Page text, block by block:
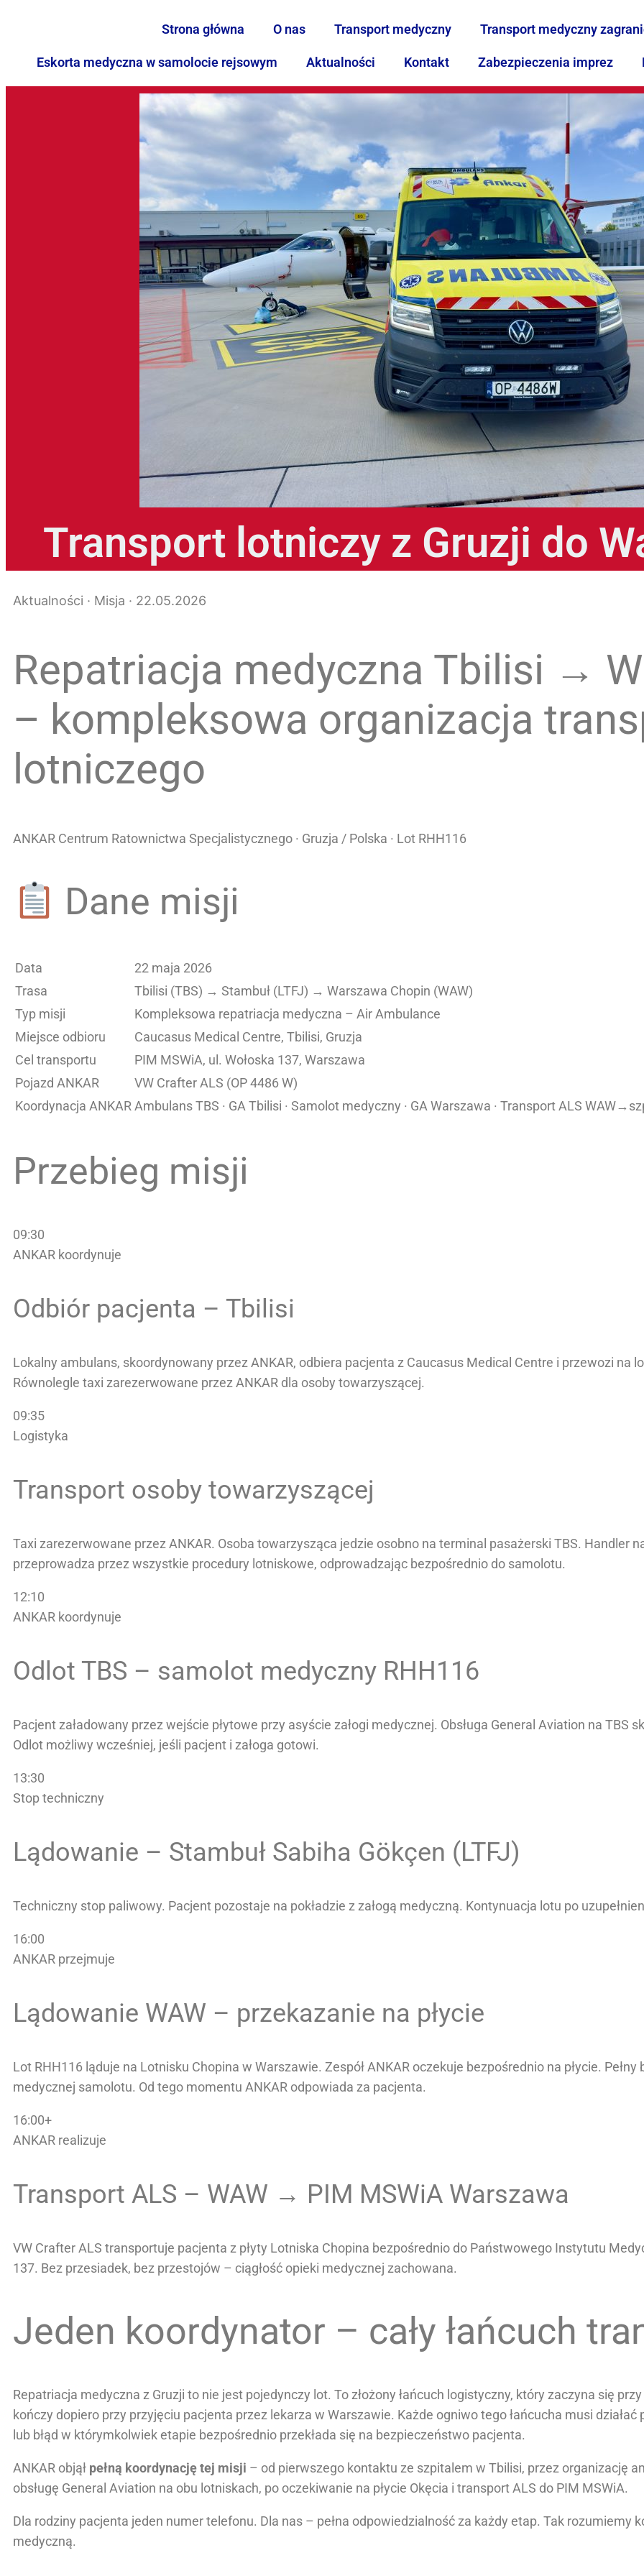
Strona główna O nas Transport medyczny Transport medyczny
Eskorta medyczna w samolocie rejsowym Aktualności Kontakt Zabezpieczenia imprez
Transport lotniczy z Gruzji do
Aktualności · Misja · 22.05.2026
Repatriacja medyczna Tbilisi →
– kompleksowa organizacja
lotniczego
ANKAR Centrum Ratownictwa Specjalistycznego · Gruzja / Polska · Lot RHH116
Dane misji
Data
22 maja 2026
Trasa
Tbilisi (TBS) → Stambuł (LTFJ) → Warszawa Chopin (WAW)
Typ misji
Kompleksowa repatriacja medyczna – Air Ambulance
Miejsce odbioru
Caucasus Medical Centre, Tbilisi, Gruzja
Cel transportu
PIM MSWiA, ul. Wołoska 137, Warszawa
Pojazd ANKAR
VW Crafter ALS (OP 4486 W)
Koordynacja ANKAR Ambulans TBS · GA Tbilisi · Samolot medyczny · GA Warszawa · Transport ALS
Przebieg misji
09:30
ANKAR koordynuje
Odbiór pacjenta – Tbilisi
Lokalny ambulans, skoordynowany przez ANKAR, odbiera pacjenta z Caucasus Medical Centre i przewozi na
Równolegle taxi zarezerwowane przez ANKAR dla osoby towarzyszącej.
09:35
Logistyka
Transport osoby towarzyszącej
Taxi zarezerwowane przez ANKAR. Osoba towarzysząca jedzie osobno na terminal pasażerski TBS. Handler
przeprowadza przez wszystkie procedury lotniskowe, odprowadzając bezpośrednio do samolotu.
12:10
ANKAR koordynuje
Odlot TBS – samolot medyczny RHH116
Pacjent załadowany przez wejście płytowe przy asyście załogi medycznej. Obsługa General Aviation na TBS
Odlot możliwy wcześniej, jeśli pacjent i załoga gotowi.
13:30
Stop techniczny
Lądowanie – Stambuł Sabiha Gökçen (LTFJ)
Techniczny stop paliwowy. Pacjent pozostaje na pokładzie z załogą medyczną. Kontynuacja lotu po
16:00
ANKAR przejmuje
Lądowanie WAW – przekazanie na płycie
Lot RHH116 ląduje na Lotnisku Chopina w Warszawie. Zespół ANKAR oczekuje bezpośrednio na płycie. Pełny
medycznej samolotu. Od tego momentu ANKAR odpowiada za pacjenta.
16:00+
ANKAR realizuje
Transport ALS – WAW → PIM MSWiA Warszawa
VW Crafter ALS transportuje pacjenta z płyty Lotniska Chopina bezpośrednio do Państwowego Instytutu
137. Bez przesiadek, bez przestojów – ciągłość opieki medycznej zachowana.
Jeden koordynator – cały łańcuch
Repatriacja medyczna z Gruzji to nie jest pojedynczy lot. To złożony łańcuch logistyczny, który zaczyna się
kończy dopiero przy przyjęciu pacjenta przez lekarza w Warszawie. Każde ogniwo tego łańcucha musi
lub błąd w którymkolwiek etapie bezpośrednio przekłada się na bezpieczeństwo pacjenta.
ANKAR objął pełną koordynację tej misji – od pierwszego kontaktu ze szpitalem w Tbilisi, przez organizację
obsługę General Aviation na obu lotniskach, po oczekiwanie na płycie Okęcia i transport ALS do PIM MSWiA.
Dla rodziny pacjenta jeden numer telefonu. Dla nas – pełna odpowiedzialność za każdy etap. Tak rozumiemy
medyczną.